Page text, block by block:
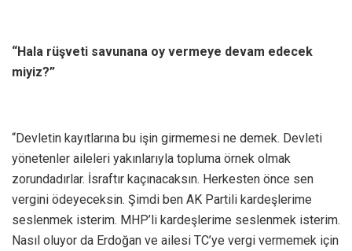
“Hala rüşveti savunana oy vermeye devam edecek
miyiz?”
“Devletin kayıtlarına bu işin girmemesi ne demek. Devleti
yönetenler aileleri yakınlarıyla topluma örnek olmak
zorundadırlar. İsraftır kaçınacaksın. Herkesten önce sen
vergini ödeyeceksin. Şimdi ben AK Partili kardeşlerime
seslenmek isterim. MHP’li kardeşlerime seslenmek isterim.
Nasıl oluyor da Erdoğan ve ailesi TC’ye vergi vermemek için